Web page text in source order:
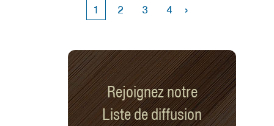
1 2 3 4 ›
Rejoignez notre
Liste de diffusion